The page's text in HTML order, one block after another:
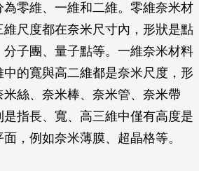
零維、一維和二維。零維奈米材
尺度都在奈米尺寸內，形狀是點
子團、量子點等。一維奈米材料
的寬與高二維都是奈米尺度，形
絲、奈米棒、奈米管、奈米帶
指長、寬、高三維中僅有高度是
，例如奈米薄膜、超晶格等。